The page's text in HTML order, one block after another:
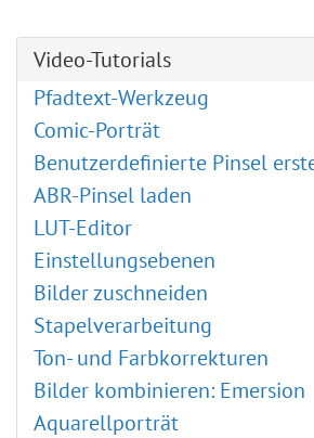
Video-Tutorials
Pfadtext-Werkzeug
Comic-Porträt
Benutzerdefinierte Pinsel
ABR-Pinsel laden
LUT-Editor
Einstellungsebenen
Bilder zuschneiden
Stapelverarbeitung
Ton- und Farbkorrekturen
Bilder kombinieren: Emersion
Aquarellporträt